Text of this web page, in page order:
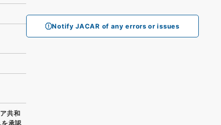
Notify JACAR of any errors or issues
共和
承認